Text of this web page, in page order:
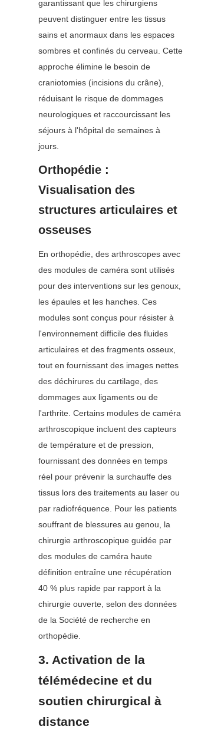
garantissant que les chirurgiens
peuvent distinguer entre les tissus
sains et anormaux dans les espaces
sombres et confinés du cerveau. Cette
approche élimine le besoin de
craniotomies (incisions du crâne),
réduisant le risque de dommages
neurologiques et raccourcissant les
séjours à l'hôpital de semaines à
jours.
Orthopédie :
Visualisation des
structures articulaires et
osseuses
En orthopédie, des arthroscopes avec
des modules de caméra sont utilisés
pour des interventions sur les genoux,
les épaules et les hanches. Ces
modules sont conçus pour résister à
l'environnement difficile des fluides
articulaires et des fragments osseux,
tout en fournissant des images nettes
des déchirures du cartilage, des
dommages aux ligaments ou de
l'arthrite. Certains modules de caméra
arthroscopique incluent des capteurs
de température et de pression,
fournissant des données en temps
réel pour prévenir la surchauffe des
tissus lors des traitements au laser ou
par radiofréquence. Pour les patients
souffrant de blessures au genou, la
chirurgie arthroscopique guidée par
des modules de caméra haute
définition entraîne une récupération
40 % plus rapide par rapport à la
chirurgie ouverte, selon des données
de la Société de recherche en
orthopédie.
3. Activation de la
télémédecine et du
soutien chirurgical à
distance